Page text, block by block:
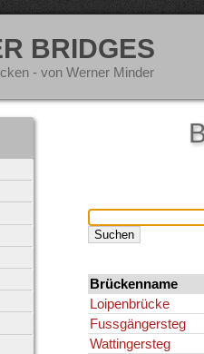
BRIDGES
- von Werner Minder
Brückenname
Loipenbrücke
Fussgängersteg
Wattingersteg